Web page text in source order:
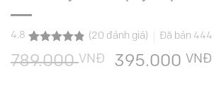
4.8
4.8
trên 5
dựa trên
20
(20 đánh giá) Đã bán 444
789.000VNĐ
Giá
395.000 VNĐ